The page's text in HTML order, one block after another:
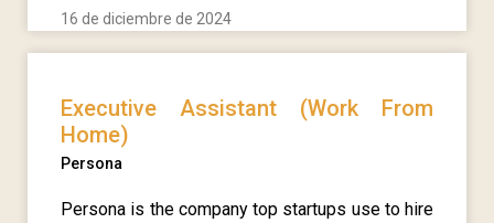
16 de diciembre de 2024
Executive Assistant (Work From
Home)
Persona
Persona is the company top startups use to hire